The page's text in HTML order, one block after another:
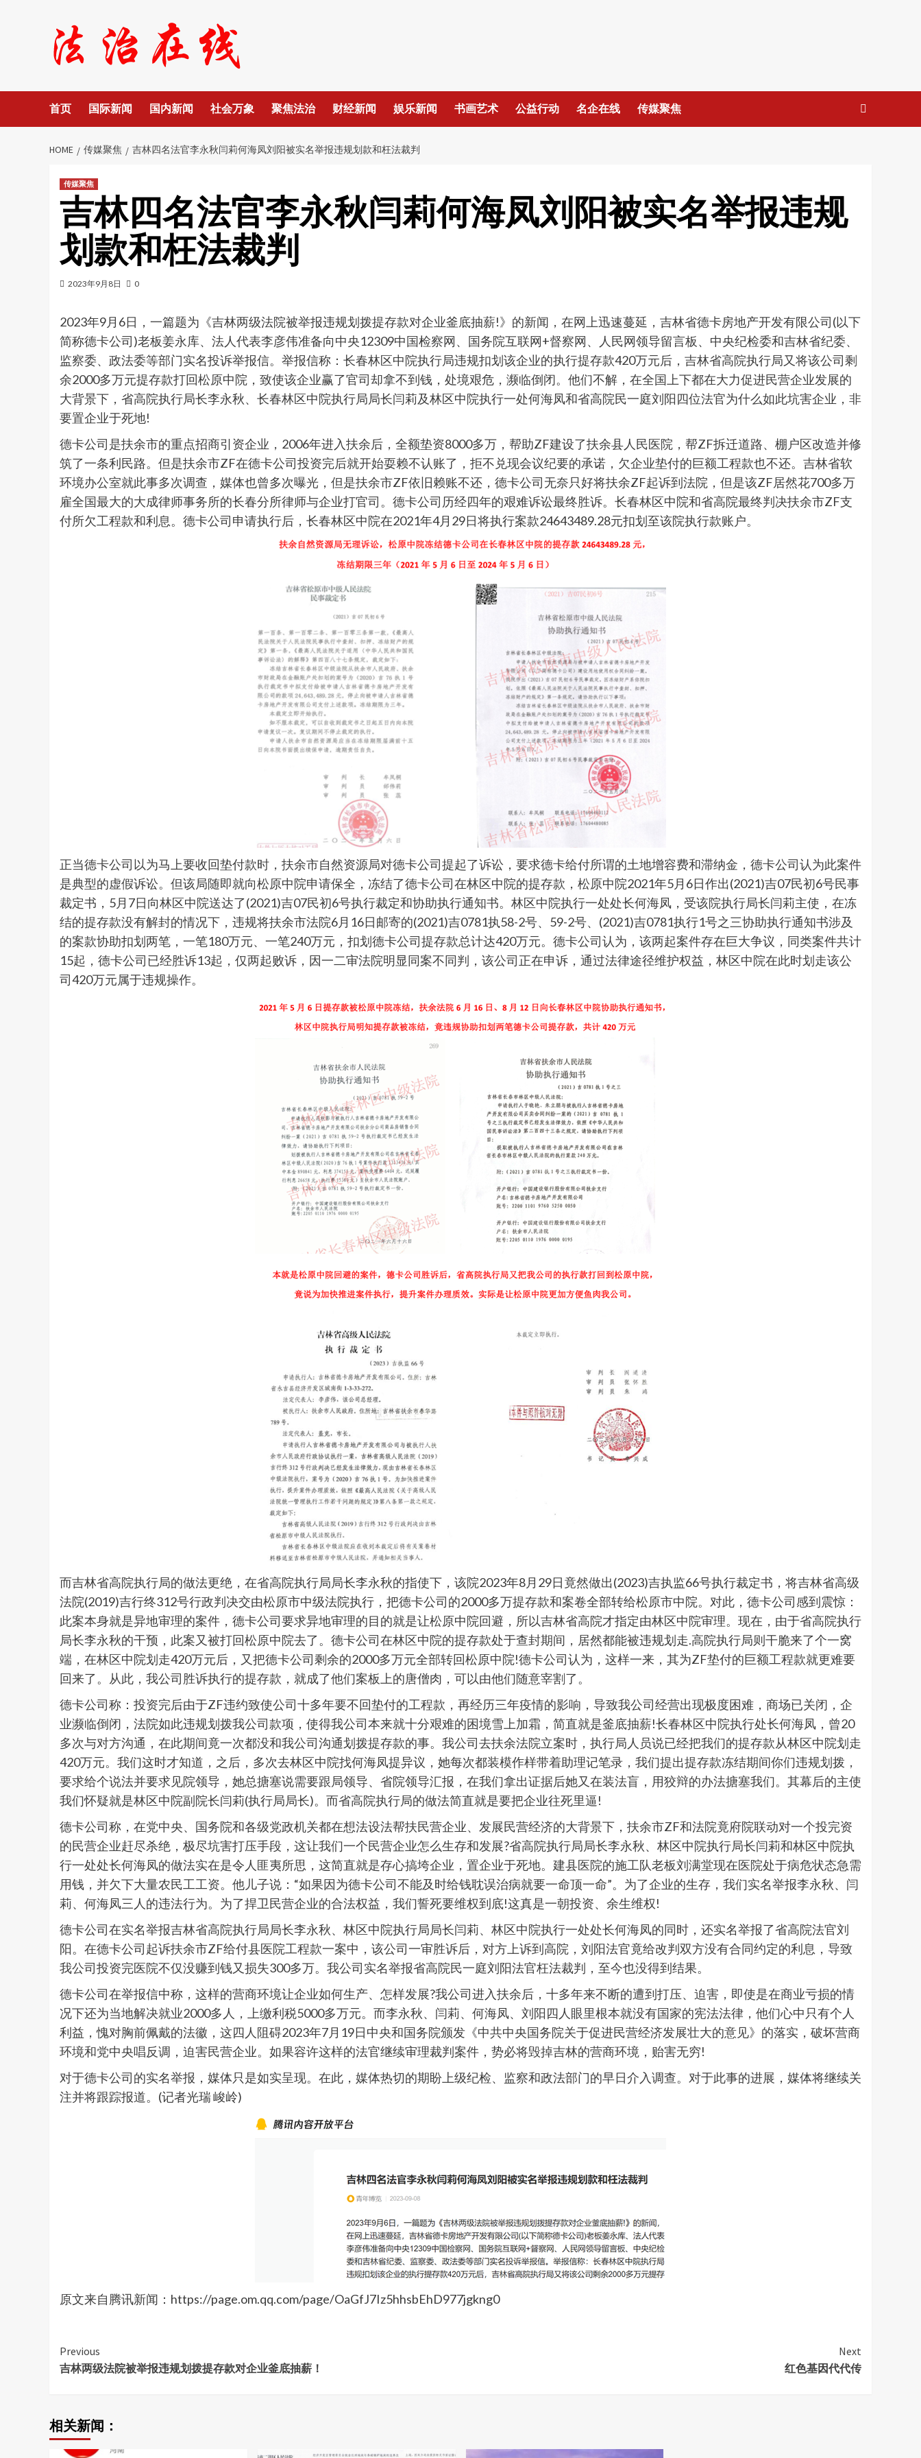
首页 国际新闻 国内新闻 社会万象 聚焦法治 财经新闻 娱乐新闻 书画艺术 公益行动 名企在线 传媒聚焦
HOME 传媒聚焦 吉林四名法官李永秋闫莉何海凤刘阳被实名举报违规划款和枉法裁判
传媒聚焦
吉林四名法官李永秋闫莉何海凤刘阳被实名举报违规
划款和枉法裁判
2023年9月8日 0
2023年9月6日，一篇题为《吉林两级法院被举报违规划拨提存款对企业釜底抽薪!》的新闻，在网上迅速蔓延，吉林省德卡房地产开发有限公司(以下
简称德卡公司)老板姜永库、法人代表李彦伟准备向中央12309中国检察网、国务院互联网+督察网、人民网领导留言板、中央纪检委和吉林省纪委、
监察委、政法委等部门实名投诉举报信。举报信称：长春林区中院执行局违规扣划该企业的执行提存款420万元后，吉林省高院执行局又将该公司剩
余2000多万元提存款打回松原中院，致使该企业赢了官司却拿不到钱，处境艰危，濒临倒闭。他们不解，在全国上下都在大力促进民营企业发展的
大背景下，省高院执行局长李永秋、长春林区中院执行局局长闫莉及林区中院执行一处何海凤和省高院民一庭刘阳四位法官为什么如此坑害企业，非
要置企业于死地!
德卡公司是扶余市的重点招商引资企业，2006年进入扶余后，全额垫资8000多万，帮助ZF建设了扶余县人民医院，帮ZF拆迁道路、棚户区改造并修
筑了一条利民路。但是扶余市ZF在德卡公司投资完后就开始耍赖不认账了，拒不兑现会议纪要的承诺，欠企业垫付的巨额工程款也不还。吉林省软
环境办公室就此事多次调查，媒体也曾多次曝光，但是扶余市ZF依旧赖账不还，德卡公司无奈只好将扶余ZF起诉到法院，但是该ZF居然花700多万
雇全国最大的大成律师事务所的长春分所律师与企业打官司。德卡公司历经四年的艰难诉讼最终胜诉。长春林区中院和省高院最终判决扶余市ZF支
付所欠工程款和利息。德卡公司申请执行后，长春林区中院在2021年4月29日将执行案款24643489.28元扣划至该院执行款账户。
正当德卡公司以为马上要收回垫付款时，扶余市自然资源局对德卡公司提起了诉讼，要求德卡给付所谓的土地增容费和滞纳金，德卡公司认为此案件
是典型的虚假诉讼。但该局随即就向松原中院申请保全，冻结了德卡公司在林区中院的提存款，松原中院2021年5月6日作出(2021)吉07民初6号民事
裁定书，5月7日向林区中院送达了(2021)吉07民初6号执行裁定和协助执行通知书。林区中院执行一处处长何海凤，受该院执行局长闫莉主使，在冻
结的提存款没有解封的情况下，违规将扶余市法院6月16日邮寄的(2021)吉0781执58-2号、59-2号、(2021)吉0781执行1号之三协助执行通知书涉及
的案款协助扣划两笔，一笔180万元、一笔240万元，扣划德卡公司提存款总计达420万元。德卡公司认为，该两起案件存在巨大争议，同类案件共计
15起，德卡公司已经胜诉13起，仅两起败诉，因一二审法院明显同案不同判，该公司正在申诉，通过法律途径维护权益，林区中院在此时划走该公
司420万元属于违规操作。
而吉林省高院执行局的做法更绝，在省高院执行局局长李永秋的指使下，该院2023年8月29日竟然做出(2023)吉执监66号执行裁定书，将吉林省高级
法院(2019)吉行终312号行政判决交由松原市中级法院执行，把德卡公司的2000多万提存款和案卷全部转给松原市中院。对此，德卡公司感到震惊：
此案本身就是异地审理的案件，德卡公司要求异地审理的目的就是让松原中院回避，所以吉林省高院才指定由林区中院审理。现在，由于省高院执行
局长李永秋的干预，此案又被打回松原中院去了。德卡公司在林区中院的提存款处于查封期间，居然都能被违规划走.高院执行局则干脆来了个一窝
端，在林区中院划走420万元后，又把德卡公司剩余的2000多万元全部转回松原中院!德卡公司认为，这样一来，其为ZF垫付的巨额工程款就更难要
回来了。从此，我公司胜诉执行的提存款，就成了他们案板上的唐僧肉，可以由他们随意宰割了。
德卡公司称：投资完后由于ZF违约致使公司十多年要不回垫付的工程款，再经历三年疫情的影响，导致我公司经营出现极度困难，商场已关闭，企
业濒临倒闭，法院如此违规划拨我公司款项，使得我公司本来就十分艰难的困境雪上加霜，简直就是釜底抽薪!长春林区中院执行处长何海凤，曾20
多次与对方沟通，在此期间竟一次都没和我公司沟通划拨提存款的事。我公司去扶余法院立案时，执行局人员说已经把我们的提存款从林区中院划走
420万元。我们这时才知道，之后，多次去林区中院找何海凤提异议，她每次都装模作样带着助理记笔录，我们提出提存款冻结期间你们违规划拨，
要求给个说法并要求见院领导，她总搪塞说需要跟局领导、省院领导汇报，在我们拿出证据后她又在装法盲，用狡辩的办法搪塞我们。其幕后的主使
我们怀疑就是林区中院副院长闫莉(执行局局长)。而省高院执行局的做法简直就是要把企业往死里逼!
德卡公司称，在党中央、国务院和各级党政机关都在想法设法帮扶民营企业、发展民营经济的大背景下，扶余市ZF和法院竟府院联动对一个投完资
的民营企业赶尽杀绝，极尽坑害打压手段，这让我们一个民营企业怎么生存和发展?省高院执行局局长李永秋、林区中院执行局长闫莉和林区中院执
行一处处长何海凤的做法实在是令人匪夷所思，这简直就是存心搞垮企业，置企业于死地。建县医院的施工队老板刘满堂现在医院处于病危状态急需
用钱，并欠下大量农民工工资。他儿子说：“如果因为德卡公司不能及时给钱耽误治病就要一命顶一命”。为了企业的生存，我们实名举报李永秋、闫
莉、何海凤三人的违法行为。为了捍卫民营企业的合法权益，我们誓死要维权到底!这真是一朝投资、余生维权!
德卡公司在实名举报吉林省高院执行局局长李永秋、林区中院执行局局长闫莉、林区中院执行一处处长何海凤的同时，还实名举报了省高院法官刘
阳。在德卡公司起诉扶余市ZF给付县医院工程款一案中，该公司一审胜诉后，对方上诉到高院，刘阳法官竟给改判双方没有合同约定的利息，导致
我公司投资完医院不仅没赚到钱又损失300多万。我公司实名举报省高院民一庭刘阳法官枉法裁判，至今也没得到结果。
德卡公司在举报信中称，这样的营商环境让企业如何生产、怎样发展?我公司进入扶余后，十多年来不断的遭到打压、迫害，即使是在商业亏损的情
况下还为当地解决就业2000多人，上缴利税5000多万元。而李永秋、闫莉、何海凤、刘阳四人眼里根本就没有国家的宪法法律，他们心中只有个人
利益，愧对胸前佩戴的法徽，这四人阻碍2023年7月19日中央和国务院颁发《中共中央国务院关于促进民营经济发展壮大的意见》的落实，破坏营商
环境和党中央唱反调，迫害民营企业。如果容许这样的法官继续审理裁判案件，势必将毁掉吉林的营商环境，贻害无穷!
对于德卡公司的实名举报，媒体只是如实呈现。在此，媒体热切的期盼上级纪检、监察和政法部门的早日介入调查。对于此事的进展，媒体将继续关
注并将跟踪报道。(记者光瑞 峻岭)
原文来自腾讯新闻：https://page.om.qq.com/page/OaGfJ7Iz5hhsbEhD977jgkng0
Continue
Reading
Previous
吉林两级法院被举报违规划拨提存款对企业釜底抽薪！
Next
红色基因代代传
相关新闻：